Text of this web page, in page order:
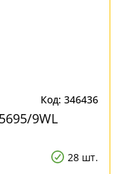
Код: 346436
9WL
28 шт.